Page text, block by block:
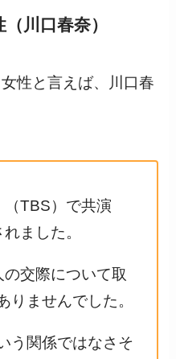
川口春奈）
性と言えば、川口春
（TBS）で共演
ました。
交際について取
りませんでした。
う関係ではなさそ